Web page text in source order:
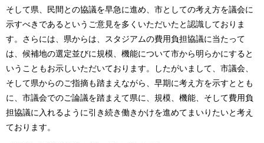
そして県、民間との協議を早急に進め、市としての考え方を議会に
示すべきであるというご意見を多くいただいたと認識しておりま
す。さらには、県からは、スタジアムの費用負担協議に当たって
は、候補地の選定並びに規模、機能について市から明らかにすると
いうこともお示しいただいております。したがいまして、市議会、
そして県からのご指摘も踏まえながら、早期に考え方を示すととも
に、市議会でのご論議を踏まえて県に、規模、機能、そして費用負
担協議に入れるように引き続き働きかけを進めてまいりたいと考え
ております。